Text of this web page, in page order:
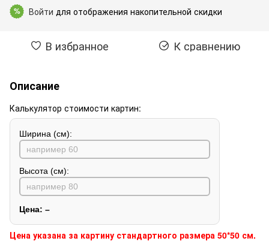
% Войти для отображения накопительной скидки
В избранное К сравнению
Описание
Калькулятор стоимости картин:
Ширина (см):
Высота (см):
Цена: –
Цена указана за картину стандартного размера 50*50 см.